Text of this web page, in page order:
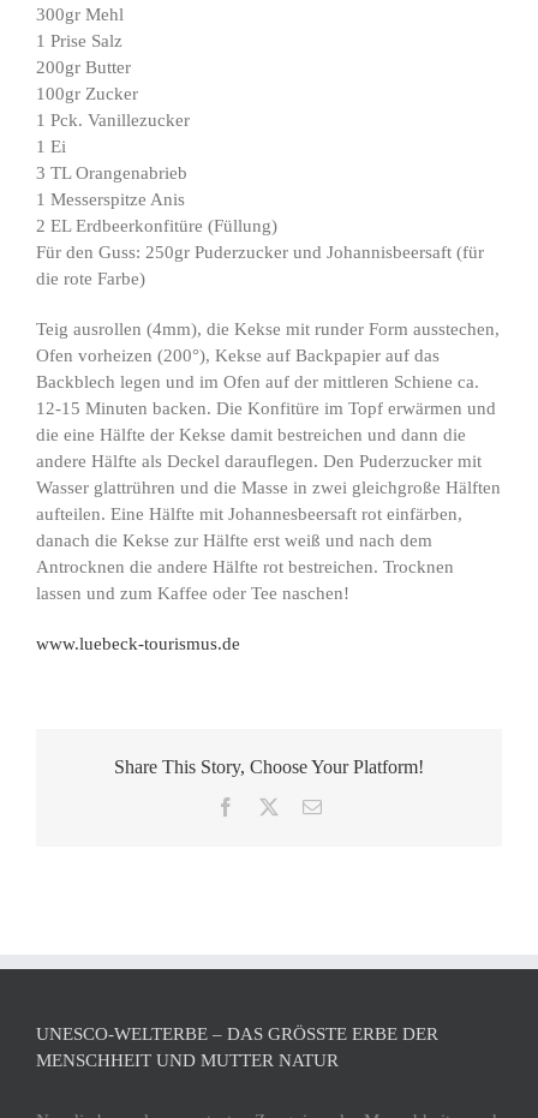
300gr Mehl
1 Prise Salz
200gr Butter
100gr Zucker
1 Pck. Vanillezucker
1 Ei
3 TL Orangenabrieb
1 Messerspitze Anis
2 EL Erdbeerkonfitüre (Füllung)
Für den Guss: 250gr Puderzucker und Johannisbeersaft (für
die rote Farbe)
Teig ausrollen (4mm), die Kekse mit runder Form ausstechen,
Ofen vorheizen (200°), Kekse auf Backpapier auf das
Backblech legen und im Ofen auf der mittleren Schiene ca.
12-15 Minuten backen. Die Konfitüre im Topf erwärmen und
die eine Hälfte der Kekse damit bestreichen und dann die
andere Hälfte als Deckel darauflegen. Den Puderzucker mit
Wasser glattrühren und die Masse in zwei gleichgroße Hälften
aufteilen. Eine Hälfte mit Johannesbeersaft rot einfärben,
danach die Kekse zur Hälfte erst weiß und nach dem
Antrocknen die andere Hälfte rot bestreichen. Trocknen
lassen und zum Kaffee oder Tee naschen!
www.luebeck-tourismus.de
Share This Story, Choose Your Platform!
Facebook
E-
UNESCO-WELTERBE – DAS GRÖSSTE ERBE DER M
ENSCHHEIT UND MUTTER NATUR